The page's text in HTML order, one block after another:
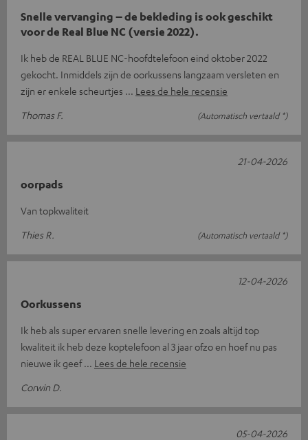
Snelle vervanging – de bekleding is ook geschikt
voor de Real Blue NC (versie 2022).
Ik heb de REAL BLUE NC-hoofdtelefoon eind oktober 2022
gekocht. Inmiddels zijn de oorkussens langzaam versleten en
zijn er enkele scheurtjes
Lees de hele recensie
Thomas F.
(Automatisch vertaald *)
oorpads
Van topkwaliteit
Thies R.
(Automatisch vertaald *)
21-04-2026
Oorkussens
Ik heb als super ervaren snelle levering en zoals altijd top
kwaliteit ik heb deze koptelefoon al 3 jaar ofzo en hoef nu pas
nieuwe ik geef
Lees de hele recensie
Corwin D.
12-04-2026
05-04-2026